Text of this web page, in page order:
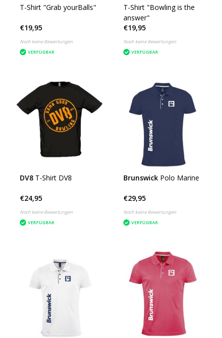
T-Shirt "Grab yourBalls"
€19,95
Noch keine Bewertungen
VERFÜGBAR
T-Shirt "Bowling is the
answer"
€19,95
Noch keine Bewertungen
VERFÜGBAR
DV8 T-Shirt DV8
€24,95
Noch keine Bewertungen
VERFÜGBAR
Brunswick Polo Marine
€29,95
Noch keine Bewertungen
VERFÜGBAR